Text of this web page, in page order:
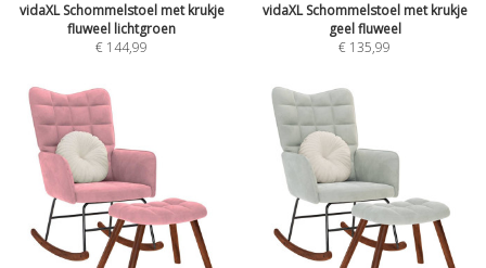
vidaXL Schommelstoel met krukje
fluweel lichtgroen
€ 144,99
vidaXL Schommelstoel met krukje
geel fluweel
€ 135,99